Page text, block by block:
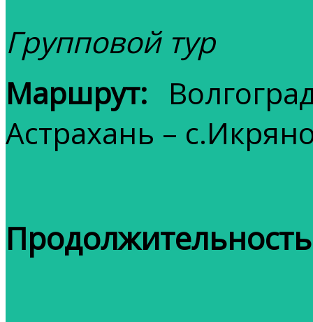
Групповой тур
Маршрут:
Астрахань –